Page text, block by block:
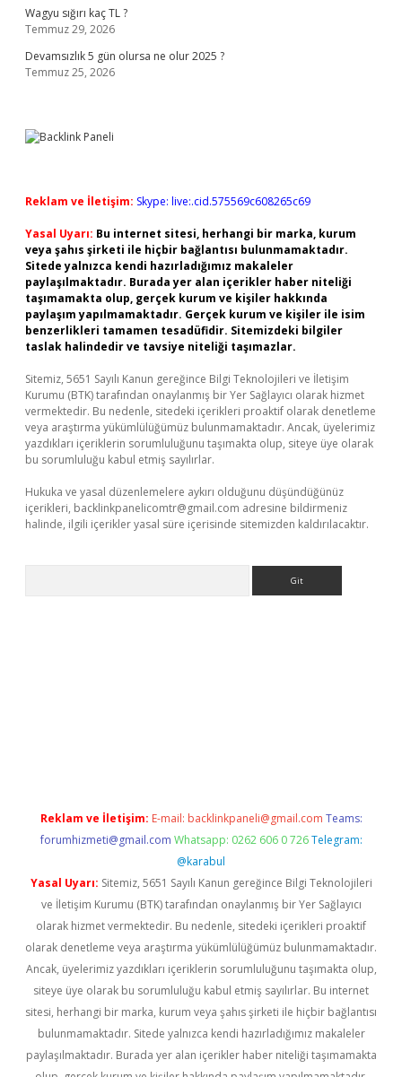
Wagyu sığırı kaç TL ?
Temmuz 29, 2026
Devamsızlık 5 gün olursa ne olur 2025 ?
Temmuz 25, 2026
Reklam ve İletişim: Skype: live:.cid.575569c608265c69
Yasal Uyarı: Bu internet sitesi, herhangi bir marka, kurum
veya şahıs şirketi ile hiçbir bağlantısı bulunmamaktadır.
Sitede yalnızca kendi hazırladığımız makaleler
paylaşılmaktadır. Burada yer alan içerikler haber niteliği
taşımamakta olup, gerçek kurum ve kişiler hakkında
paylaşım yapılmamaktadır. Gerçek kurum ve kişiler ile isim
benzerlikleri tamamen tesadüfidir. Sitemizdeki bilgiler
taslak halindedir ve tavsiye niteliği taşımazlar.
Sitemiz, 5651 Sayılı Kanun gereğince Bilgi Teknolojileri ve İletişim
Kurumu (BTK) tarafından onaylanmış bir Yer Sağlayıcı olarak hizmet
vermektedir. Bu nedenle, sitedeki içerikleri proaktif olarak denetleme
veya araştırma yükümlülüğümüz bulunmamaktadır. Ancak, üyelerimiz
yazdıkları içeriklerin sorumluluğunu taşımakta olup, siteye üye olarak
bu sorumluluğu kabul etmiş sayılırlar.
Hukuka ve yasal düzenlemelere aykırı olduğunu düşündüğünüz
içerikleri, backlinkpanelicomtr@gmail.com adresine bildirmeniz
halinde, ilgili içerikler yasal süre içerisinde sitemizden kaldırılacaktır.
Reklam ve İletişim: E-mail: backlinkpaneli@gmail.com Teams:
forumhizmeti@gmail.com Whatsapp: 0262 606 0 726 Telegram:
@karabul
Yasal Uyarı: Sitemiz, 5651 Sayılı Kanun gereğince Bilgi Teknolojileri
ve İletişim Kurumu (BTK) tarafından onaylanmış bir Yer Sağlayıcı
olarak hizmet vermektedir. Bu nedenle, sitedeki içerikleri proaktif
olarak denetleme veya araştırma yükümlülüğümüz bulunmamaktadır.
Ancak, üyelerimiz yazdıkları içeriklerin sorumluluğunu taşımakta olup,
siteye üye olarak bu sorumluluğu kabul etmiş sayılırlar. Bu internet
sitesi, herhangi bir marka, kurum veya şahıs şirketi ile hiçbir bağlantısı
bulunmamaktadır. Sitede yalnızca kendi hazırladığımız makaleler
paylaşılmaktadır. Burada yer alan içerikler haber niteliği taşımamakta